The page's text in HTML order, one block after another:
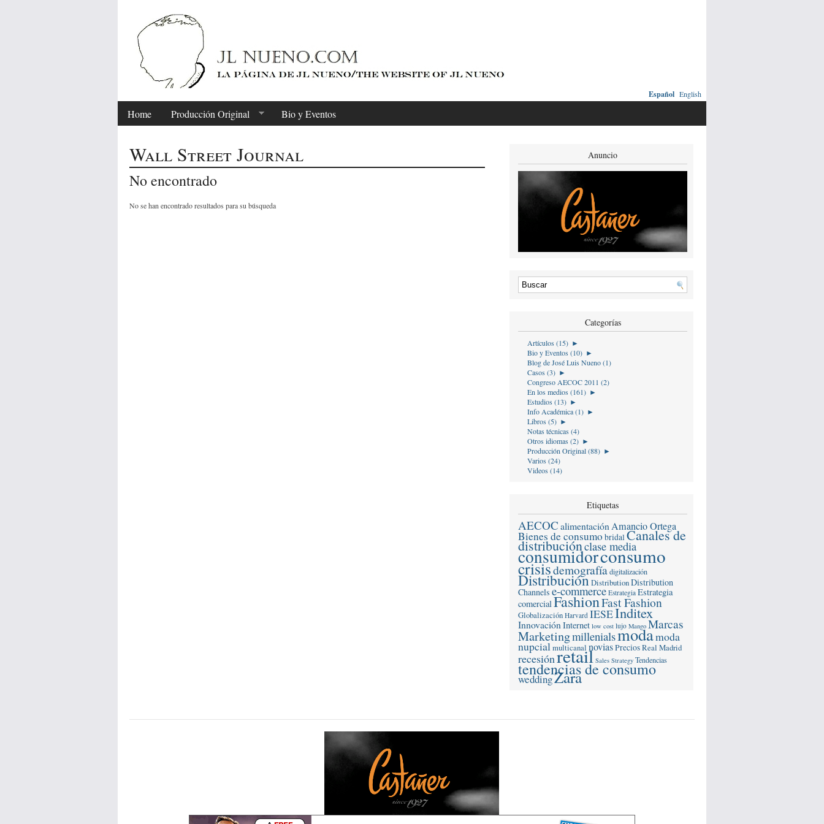
Español English
Home Producción Original Bio y Eventos
Wall Street Journal
No encontrado
No se han encontrado resultados para su búsqueda
Anuncio
Categorías
Artículos (15) ►
Bio y Eventos (10) ►
Blog de José Luis Nueno (1)
Casos (3) ►
Congreso AECOC 2011 (2)
En los medios (161) ►
Estudios (13) ►
Info Académica (1) ►
Libros (5) ►
Notas técnicas (4)
Otros idiomas (2) ►
Producción Original (88) ►
Varios (24)
Videos (14)
Etiquetas
AECOC alimentación Amancio Ortega
Bienes de consumo bridalCanales de
distribuciónclase media
consumidorconsumo
crisisdemografía digitalización
DistribuciónDistributionDistribution
Channels e-commerce Estrategia Estrategia
comercialFashionFast Fashion
Globalización Harvard IESEInditex
Innovación Internet low cost lujo Mango Marcas
Marketingmillenialsmodamoda
nupcialmulticanal noviasPreciosReal Madrid
recesiónretail Sales Strategy Tendencias
tendencias de consumo
weddingZara